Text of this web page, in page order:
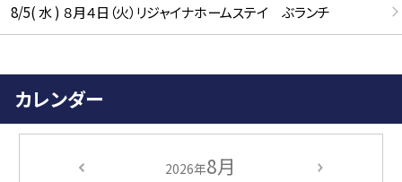
8/5( 水 ) ８月４日（火）リジャイナホームステイ ぶランチ
カレンダー
2026年8月